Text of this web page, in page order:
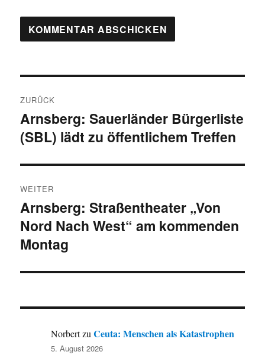
ZURÜCK
Vorheriger
Beitrag:
Arnsberg: Sauerländer Bürgerliste
(SBL) lädt zu öffentlichem Treffen
WEITER
Nächster
Beitrag:
Arnsberg: Straßentheater „Von
Nord Nach West“ am kommenden
Montag
NorbertzuCeuta: Menschen als Katastrophen
5. August 2026